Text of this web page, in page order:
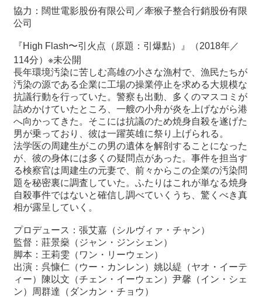
協力：闊世電影股份有限公司／牽猴子整合行銷股份有限
公司
『High Flash〜引火点（原題：引爆點）』（2018年／
114分） ※未公開
長年環境汚染に苦しむ高雄の小さな漁村で、漁民たちが
汚染の源である企業に工場の操業停止を求める大規模な
抗議行動を行っていた。警察も出動、多くのマスコミが
詰めかけていたところ、一艘の小舟が炎を上げながら港
へ向かってきた。そこには抗議のため焼身自殺を遂げた
男が乗っており、彼は一躍英雄に祭り上げられる。
法学医の周建生がこの男の遺体を解剖することになった
が、彼の身体には多くの疑問点があった。事件を担当す
る検察官は周建生の元妻で、前々からこの企業の汚染問
題を秘密裏に調査していた。ふたりはこれが単なる焼身
自殺事件ではないと確信し調べていくうち、驚くべき真
相が露呈していく。
プロデュース：張艾嘉（シルヴィァ・チャン）
監督：莊景燊 （ジャン・ジンシェン）
脚本：王莉雯（ワン・リーウェン）
出演：呉慷仁（ウー・カンレン）姚以緹（ヤオ・イーテ
ィー）陳以文（チェン・イーウェン）尹馨（イン・シェ
ン）周群達（ダンカン・チョウ）